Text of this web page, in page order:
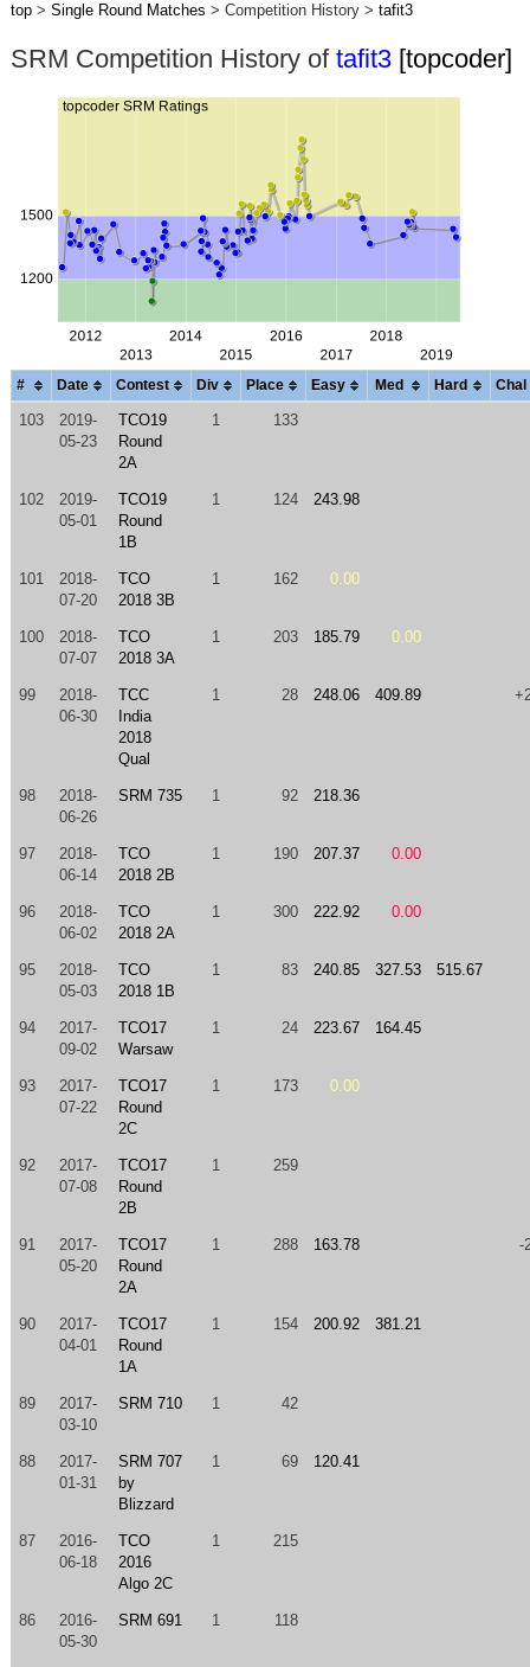
top> Single Round Matches > Competition History > tafit3
SRM Competition History of tafit3 [topcoder]
# Date Contest Div Place Easy Med Hard Chal
103
2019-
05-23
TCO19
Round
2A
1 133
102
2019-
05-01
TCO19
Round
1B
1 124 243.98
101
2018-
07-20
TCO
2018 3B
1 162 0.00
100
2018-
07-07
TCO
2018 3A
1 203 185.79 0.00
99
2018-
06-30
TCC
India
2018
Qual
1 28 248.06 409.89
98
2018-
06-26
SRM 735 1 92 218.36
97
2018-
06-14
TCO
2018 2B
1 190 207.37 0.00
96
2018-
06-02
TCO
2018 2A
1 300 222.92 0.00
95
2018-
05-03
TCO
2018 1B
1 83 240.85 327.53 515.67
94
2017-
09-02
TCO17
Warsaw
1 24 223.67 164.45
93
2017-
07-22
TCO17
Round
2C
1 173 0.00
92
2017-
07-08
TCO17
Round
2B
1 259
91
2017-
05-20
TCO17
Round
2A
1 288 163.78 -
90
2017-
04-01
TCO17
Round
1A
1 154 200.92 381.21
89
2017-
03-10
SRM 710 1 42
88
2017-
01-31
SRM 707
by
Blizzard
1 69 120.41
87
2016-
06-18
TCO
2016
Algo 2C
1 215
86
2016-
05-30
SRM 691 1 118